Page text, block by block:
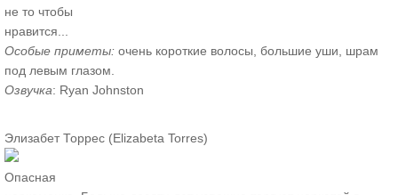
не то чтобы
нравится...
Особые приметы: очень короткие волосы, большие уши, шрам
под левым глазом.
Озвучка: Ryan Johnston
Элизабет Торрес (Elizabeta Torres)
Опасная